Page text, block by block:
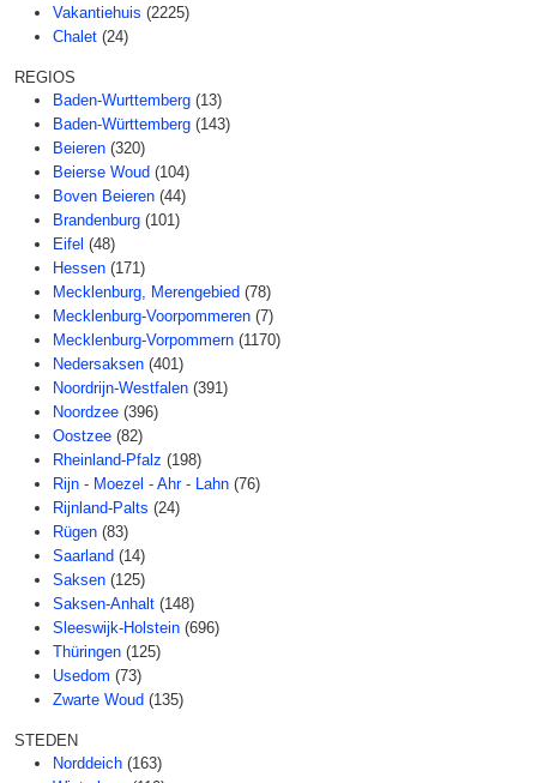
Vakantiehuis (2225)
Chalet (24)
REGIOS
Baden-Wurttemberg (13)
Baden-Württemberg (143)
Beieren (320)
Beierse Woud (104)
Boven Beieren (44)
Brandenburg (101)
Eifel (48)
Hessen (171)
Mecklenburg, Merengebied (78)
Mecklenburg-Voorpommeren (7)
Mecklenburg-Vorpommern (1170)
Nedersaksen (401)
Noordrijn-Westfalen (391)
Noordzee (396)
Oostzee (82)
Rheinland-Pfalz (198)
Rijn - Moezel - Ahr - Lahn (76)
Rijnland-Palts (24)
Rügen (83)
Saarland (14)
Saksen (125)
Saksen-Anhalt (148)
Sleeswijk-Holstein (696)
Thüringen (125)
Usedom (73)
Zwarte Woud (135)
STEDEN
Norddeich (163)